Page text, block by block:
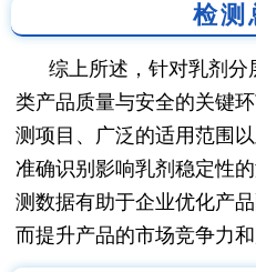
检测
综上所述，针对乳剂分
类产品质量与安全的关键
测项目、广泛的适用范围
准确识别影响乳剂稳定性
测数据有助于企业优化产
而提升产品的市场竞争力和